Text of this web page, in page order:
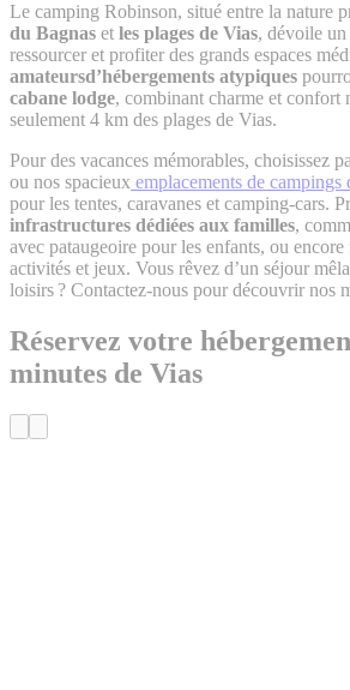
Le camping Robinson, situé entre la nature
du Bagnas et les plages de Vias, dévoile
ressourcer et profiter des grands espaces
amateursd’hébergements atypiques
cabane lodge, combinant charme et confort
seulement 4 km des plages de Vias.
Pour des vacances mémorables, choisissez
ou nos spacieux emplacements de campings
pour les tentes, caravanes et camping-cars.
infrastructures dédiées aux familles,
avec pataugeoire pour les enfants, ou encore
activités et jeux. Vous rêvez d’un séjour
loisirs ? Contactez-nous pour découvrir nos
Réservez votre
minutes de Vias